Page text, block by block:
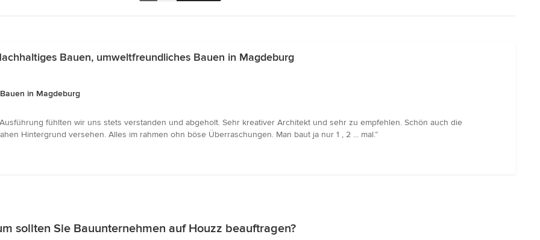
Bauen, umweltfreundliches Bauen in Magdeburg
in Magdeburg
fühlten wir uns stets verstanden und abgeholt. Sehr kreativer Architekt und sehr zu empfehlen. Schön auch die
Hintergrund versehen. Alles im rahmen ohn böse Überraschungen. Man baut ja nur 1 , 2 ... mal.”
sollten Sie Bauunternehmen auf Houzz beauftragen?